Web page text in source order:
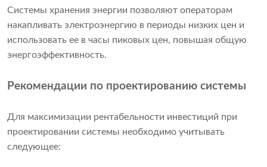
Системы хранения энергии позволяют операторам
накапливать электроэнергию в периоды низких цен и
использовать ее в часы пиковых цен, повышая общую
энергоэффективность.
Рекомендации по проектированию системы
Для максимизации рентабельности инвестиций при
проектировании системы необходимо учитывать
следующее: